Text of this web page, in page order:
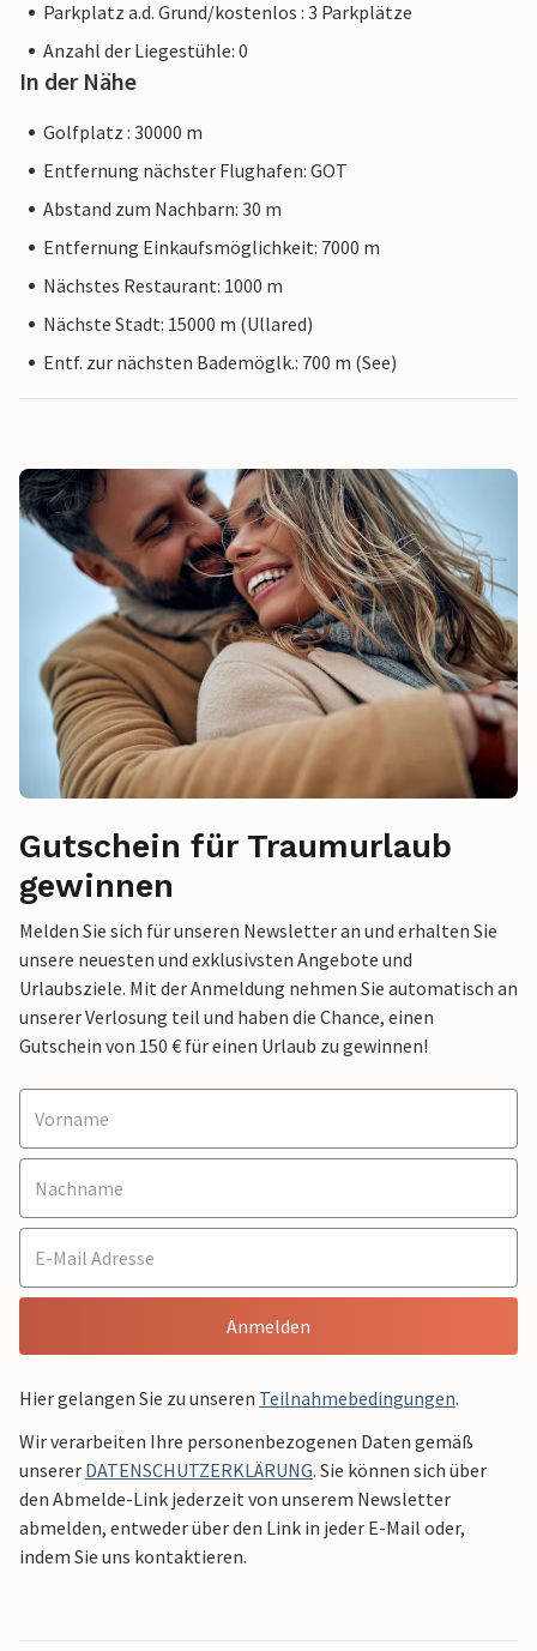
Parkplatz a.d. Grund/kostenlos : 3 Parkplätze
Anzahl der Liegestühle: 0
In der Nähe
Golfplatz : 30000 m
Entfernung nächster Flughafen: GOT
Abstand zum Nachbarn: 30 m
Entfernung Einkaufsmöglichkeit: 7000 m
Nächstes Restaurant: 1000 m
Nächste Stadt: 15000 m (Ullared)
Entf. zur nächsten Bademöglk.: 700 m (See)
Gutschein für Traumurlaub
gewinnen
Melden Sie sich für unseren Newsletter an und erhalten Sie
unsere neuesten und exklusivsten Angebote und
Urlaubsziele. Mit der Anmeldung nehmen Sie automatisch an
unserer Verlosung teil und haben die Chance, einen
Gutschein von 150 € für einen Urlaub zu gewinnen!
Anmelden
Hier gelangen Sie zu unseren Teilnahmebedingungen.
Wir verarbeiten Ihre personenbezogenen Daten gemäß
unserer DATENSCHUTZERKLÄRUNG. Sie können sich über
den Abmelde-Link jederzeit von unserem Newsletter
abmelden, entweder über den Link in jeder E-Mail oder,
indem Sie uns kontaktieren.